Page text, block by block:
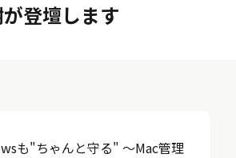
登壇します
も"ちゃんと守る" ～Mac管理